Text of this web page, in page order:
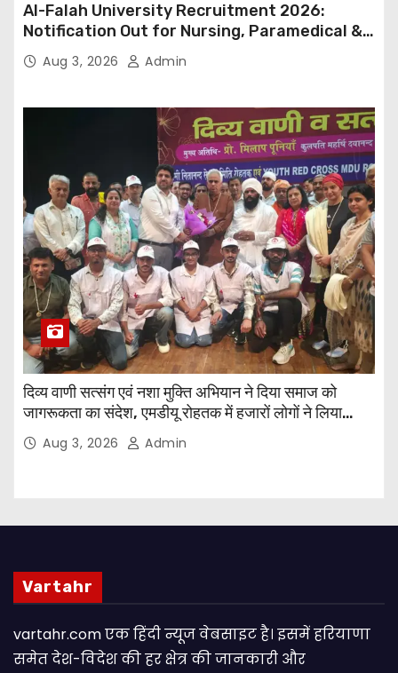
Al-Falah University Recruitment 2026:
Notification Out for Nursing, Paramedical &
Supporting Staff Posts, Apply Through Email
Aug 3, 2026 Admin
दिव्य वाणी सत्संग एवं नशा मुक्ति अभियान ने दिया समाज को
जागरूकता का संदेश, एमडीयू रोहतक में हजारों लोगों ने लिया
संकल्पAug 3, 2026 Admin
Vartahr
vartahr.com एक हिंदी न्यूज वेबसाइट है। इसमें हरियाणा
समेत देश-विदेश की हर क्षेत्र की जानकारी और